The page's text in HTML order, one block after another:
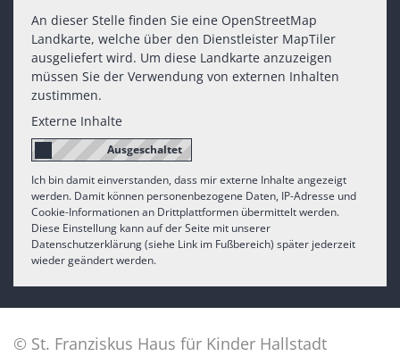
An dieser Stelle finden Sie eine OpenStreetMap
Landkarte, welche über den Dienstleister MapTiler
ausgeliefert wird. Um diese Landkarte anzuzeigen
müssen Sie der Verwendung von externen Inhalten
zustimmen.
Externe Inhalte
Ich bin damit einverstanden, dass mir externe Inhalte angezeigt
werden. Damit können personenbezogene Daten, IP-Adresse und
Cookie-Informationen an Drittplattformen übermittelt werden.
Diese Einstellung kann auf der Seite mit unserer
Datenschutzerklärung (siehe Link im Fußbereich) später jederzeit
wieder geändert werden.
© St. Franziskus Haus für Kinder Hallstadt